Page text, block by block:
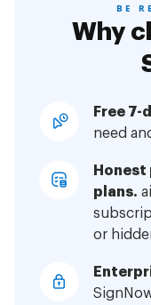
BE
Why
Free 7-
need
plans.
or